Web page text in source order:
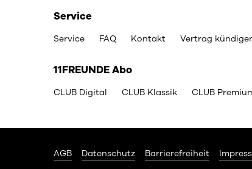
Service
Service FAQ Kontakt Vertrag
11FREUNDE Abo
CLUB Digital CLUB Klassik CLUB
AGB Datenschutz Barrierefreiheit